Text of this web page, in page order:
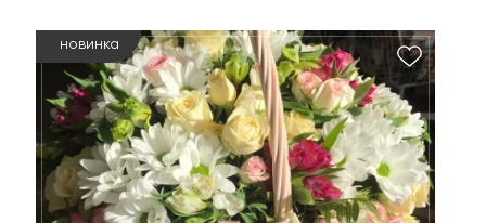
новинка